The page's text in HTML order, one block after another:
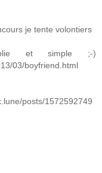
je tente volontiers
et simple ;-)
03/boyfriend.html
posts/1572592749